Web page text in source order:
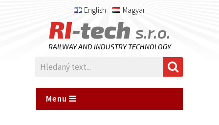
English Magyar
RI-tech s.r.o.
RAILWAY AND INDUSTRY TECHNOLOGY
Menu